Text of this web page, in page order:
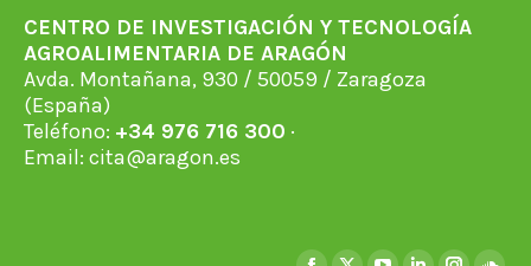
CENTRO DE INVESTIGACIÓN Y TECNOLOGÍA
AGROALIMENTARIA DE ARAGÓN
Avda. Montañana, 930 / 50059 / Zaragoza
(España)
Teléfono: +34 976 716 300 ·
Email: cita@aragon.es